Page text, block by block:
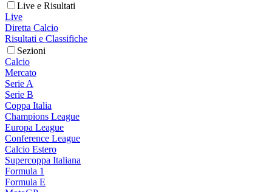
Live e Risultati
Live
Diretta Calcio
Risultati e Classifiche
Sezioni
Calcio
Mercato
Serie A
Serie B
Coppa Italia
Champions League
Europa League
Conference League
Calcio Estero
Supercoppa Italiana
Formula 1
Formula E